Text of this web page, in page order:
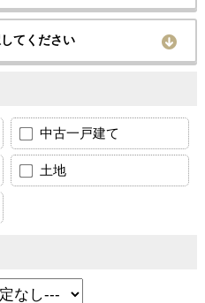
てください
中古一戸建て
土地